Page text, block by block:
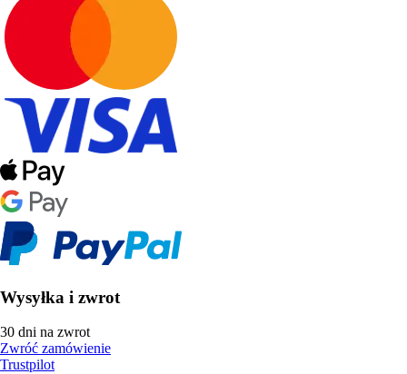
Wysyłka i zwrot
30 dni na zwrot
Zwróć zamówienie
Trustpilot